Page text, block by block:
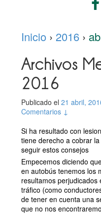
Inicio › 2016 ›
Archivos
2016
Publicado el21 abril,
Comentarios ↓
Si ha resultado con
tiene derecho a cobrar
seguir estos consejos
Empecemos diciendo
en autobús tenemos los
resultamos
tráfico (como
de tener en cuenta una
que no nos